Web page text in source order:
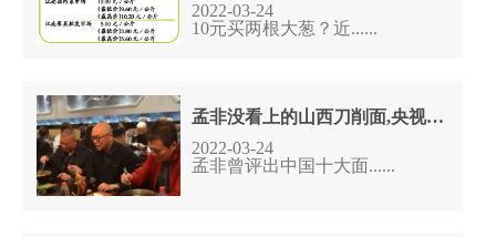
2022-03-24
10元买两根大葱？近......
孟非没看上的山西刀削面,央视把它评为全国第二,重庆小面没入选
2022-03-24
孟非曾评出中国十大面......